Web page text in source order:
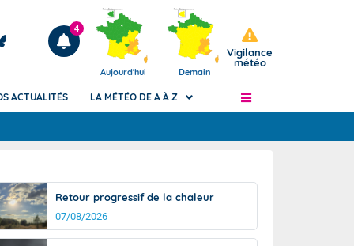
Articles
4
Aujourd'hui Demain
Vigilance
météo
Phénomènes dangereux de J+2 à J+7
Avertissement pluies intenses à l'échelle
des communes (Apic)
ACTUALITÉS LA MÉTÉO DE A À Z
Retour progressif de la chaleur
07/08/2026